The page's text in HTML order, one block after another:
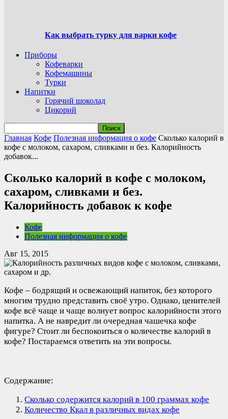
Как выбрать турку для варки кофе
Приборы
Кофеварки
Кофемашины
Турки
Напитки
Горячий шоколад
Цикорий
Главная Кофе Полезная информация о кофе Сколько калорий в
кофе с молоком, сахаром, сливками и без. Калорийность
добавок...
Сколько калорий в кофе с молоком,
сахаром, сливками и без.
Калорийность добавок к кофе
Кофе
Полезная информация о кофе
Авг 15, 2015
Кофе – бодрящий и освежающий напиток, без которого
многим трудно представить своё утро. Однако, ценителей
кофе всё чаще и чаще волнует вопрос калорийности этого
напитка. А не навредит ли очередная чашечка кофе
фигуре? Стоит ли беспокоиться о количестве калорий в
кофе? Постараемся ответить на эти вопросы.
Содержание:
Сколько содержится калорий в 100 граммах кофе
Количество Ккал в различных видах кофе